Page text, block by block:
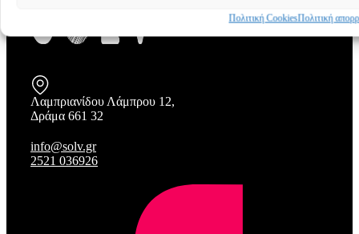
Πολιτική CookiesΠολιτική
Λαμπριανίδου Λάμπρου 12,
Δράμα 661 32
info@solv.gr
2521 036926